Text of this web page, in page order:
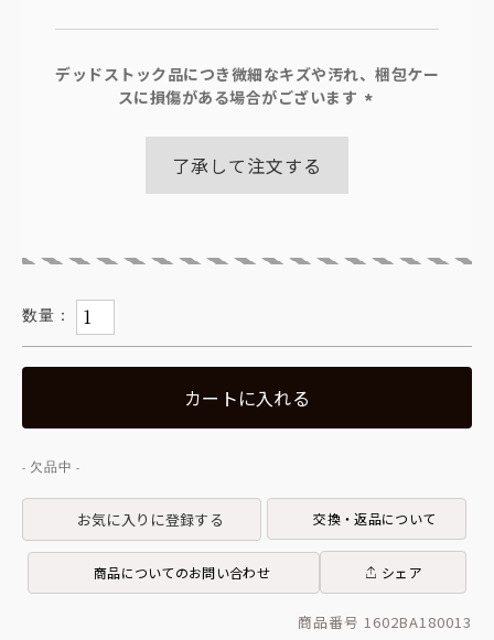
デッドストック品につき微細なキズや汚れ、梱包ケー
スに損傷がある場合がございます
了承して注文する
カートに入れる
お気に入りに登録する 交換・返品について
商品についてのお問い合わせ シェア
商品番号 1602BA180013